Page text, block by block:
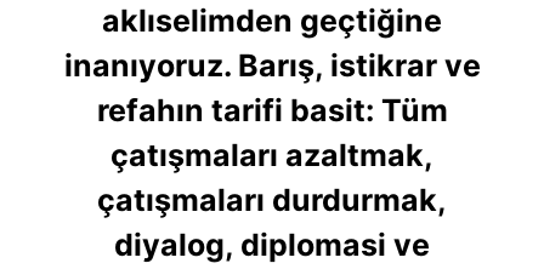
aklıselimden geçtiğine
inanıyoruz. Barış, istikrar ve
refahın tarifi basit: Tüm
çatışmaları azaltmak,
çatışmaları durdurmak,
diyalog, diplomasi ve